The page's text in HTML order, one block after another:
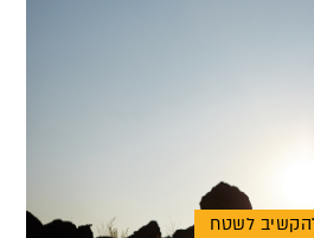
לשטח